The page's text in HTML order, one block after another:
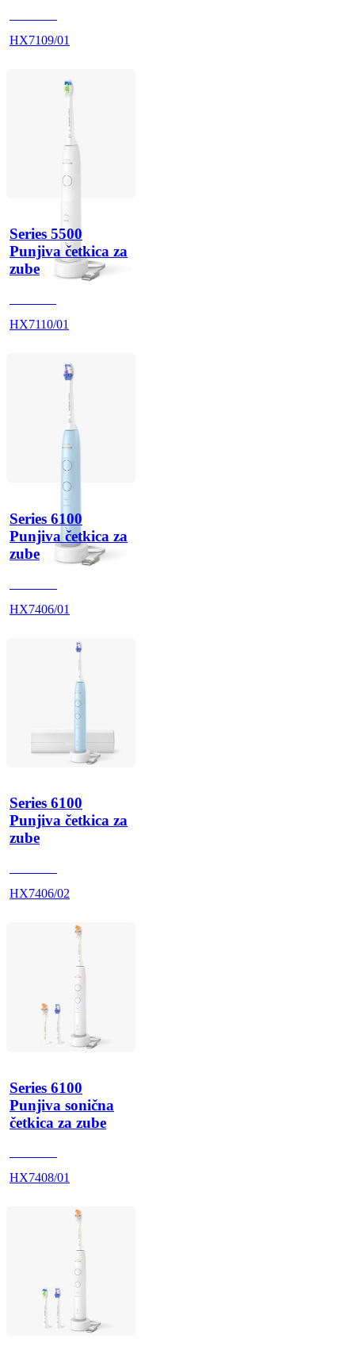
HX7109/01
Series 5500
Punjiva četkica za
zube
HX7110/01
Series 6100
Punjiva četkica za
zube
HX7406/01
Series 6100
Punjiva četkica za
zube
HX7406/02
Series 6100
Punjiva sonična
četkica za zube
HX7408/01